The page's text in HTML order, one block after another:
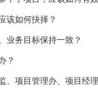
如何抉择？
务目标保持一致？
？
项目管理办、项目经